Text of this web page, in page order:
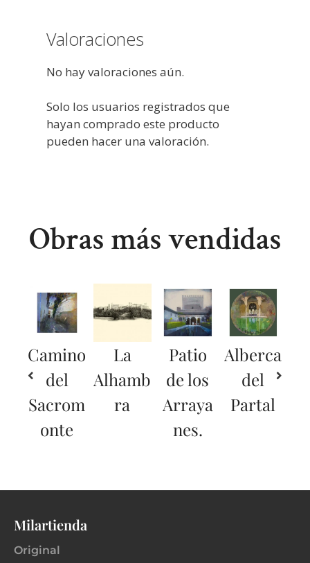
Valoraciones
No hay valoraciones aún.
Solo los usuarios registrados que
hayan comprado este producto
pueden hacer una valoración.
Obras más vendidas
Camino
del
Sacrom
onte
La
Alhamb
ra
Patio
de los
Arraya
nes.
Alberca
del
Partal
Milartienda
Original